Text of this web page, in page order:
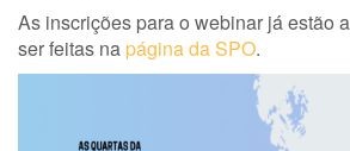
As inscrições para o webinar já estão
ser feitas na páginada SPO.